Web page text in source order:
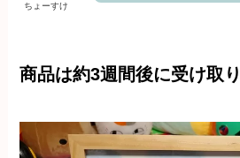
ちょーすけ
商品は約3週間後に受け取り